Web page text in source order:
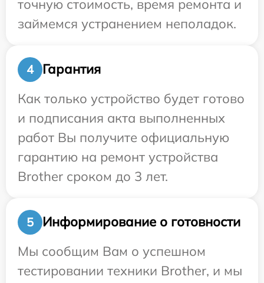
точную стоимость, время ремонта и
займемся устранением неполадок.
4
Гарантия
Как только устройство будет готово
и подписания акта выполненных
работ Вы получите официальную
гарантию на ремонт устройства
Brother сроком до 3 лет.
5
Информирование о готовности
Мы сообщим Вам о успешном
тестировании техники Brother, и мы